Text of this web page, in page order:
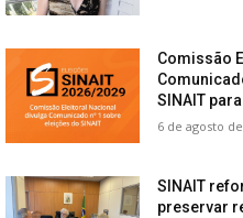
Comissão
SINAIT
6 de agosto
SINAIT
preservar